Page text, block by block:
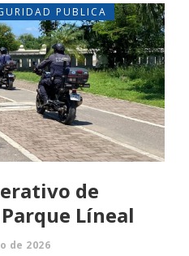
PUBLICA
de
Líneal
de 2026